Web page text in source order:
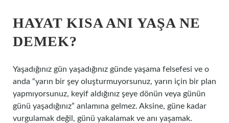
HAYAT KISA ANI YAŞA NE
DEMEK?
Yaşadığınız gün yaşadığınız günde yaşama felsefesi ve o
anda “yarın bir şey oluşturmuyorsunuz, yarın için bir plan
yapmıyorsunuz, keyif aldığınız şeye dönün veya günün
günü yaşadığınız” anlamına gelmez. Aksine, güne kadar
vurgulamak değil, günü yakalamak ve anı yaşamak.